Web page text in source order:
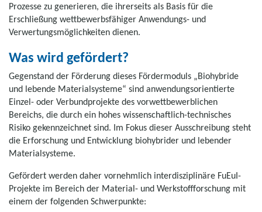
Prozesse zu generieren, die ihrerseits als Basis für die
Erschließung wettbewerbsfähiger Anwendungs- und
Verwertungsmöglichkeiten dienen.
Was wird gefördert?
Gegenstand der Förderung dieses Fördermoduls „Biohybride
und lebende Materialsysteme“ sind anwendungsorientierte
Einzel- oder Verbundprojekte des vorwettbewerblichen
Bereichs, die durch ein hohes wissenschaftlich-technisches
Risiko gekennzeichnet sind. Im Fokus dieser Ausschreibung steht
die Erforschung und Entwicklung biohybrider und lebender
Materialsysteme.
Gefördert werden daher vornehmlich interdisziplinäre FuEuI-
Projekte im Bereich der Material- und Werkstoffforschung mit
einem der folgenden Schwerpunkte: